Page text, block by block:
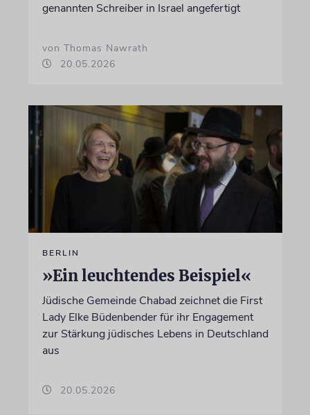
genannten Schreiber in Israel angefertigt
von Thomas Nawrath
20.05.2026
BERLIN
»Ein leuchtendes Beispiel«
Jüdische Gemeinde Chabad zeichnet die First
Lady Elke Büdenbender für ihr Engagement
zur Stärkung jüdisches Lebens in Deutschland
aus
20.05.2026